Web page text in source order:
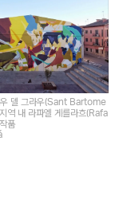
우 델 그라우(Sant Bartome
역 내 라파엘 게를라흐(Rafa
품